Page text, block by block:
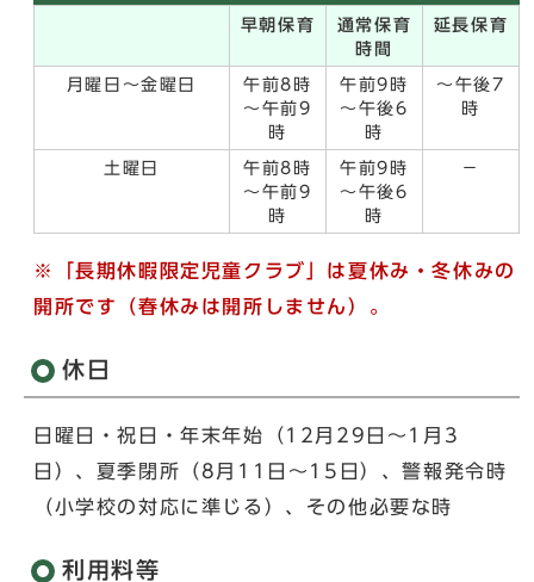
早朝保育
通常保育
時間
延長保育
月曜日～金曜日
午前8時
～午前9
時
午前9時
～午後6
時
～午後7
時
土曜日
午前8時
～午前9
時
午前9時
～午後6
時
－
※「長期休暇限定児童クラブ」は夏休み・冬休みの
開所です（春休みは開所しません）。
休日
日曜日・祝日・年末年始（12月29日～1月3
日）、夏季閉所（8月11日～15日）、警報発令時
（小学校の対応に準じる）、その他必要な時
利用料等